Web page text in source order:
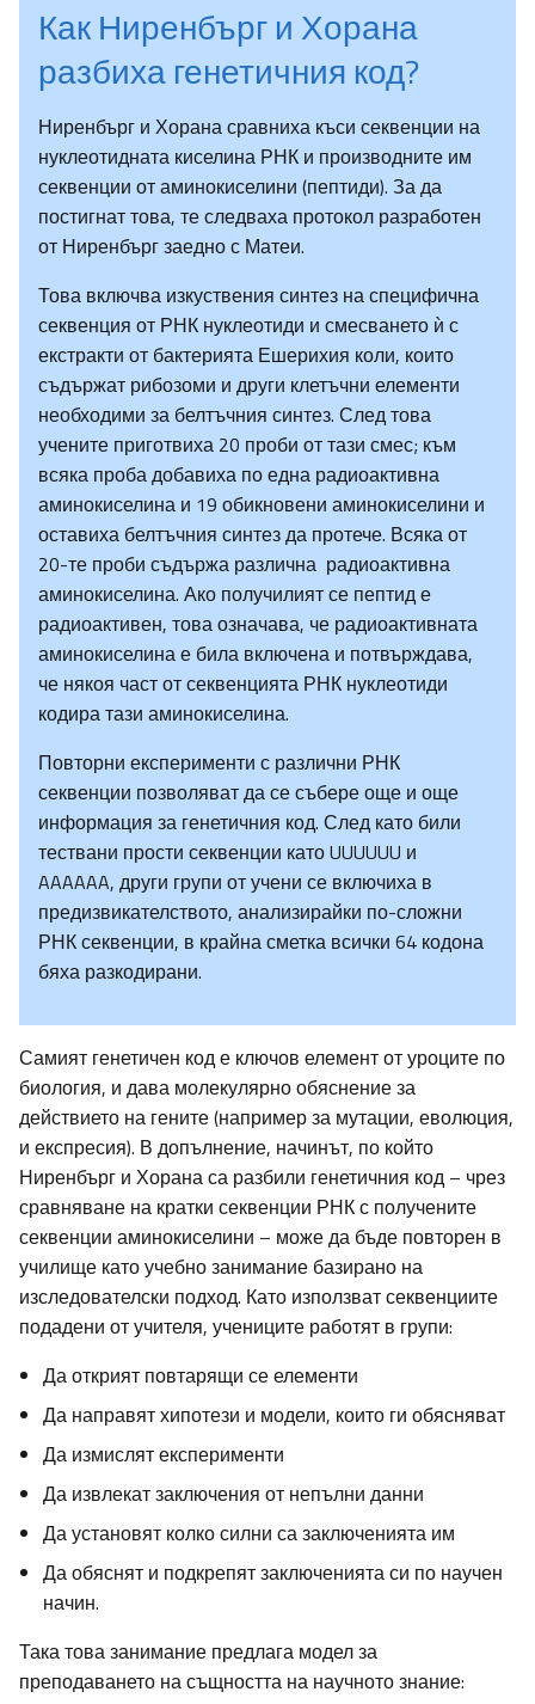
Как Ниренбърг и Хорана
разбиха генетичния код?
Ниренбърг и Хорана сравниха къси секвенции на
нуклеотидната киселина РНК и производните им
секвенции от аминокиселини (пептиди). За да
постигнат това, те следваха протокол разработен
от Ниренбърг заедно с Матеи.
Това включва изкуствения синтез на специфична
секвенция от РНК нуклеотиди и смесването ѝ с
екстракти от бактерията Ешерихия коли, които
съдържат рибозоми и други клетъчни елементи
необходими за белтъчния синтез. След това
учените приготвиха 20 проби от тази смес; към
всяка проба добавиха по една радиоактивна
аминокиселина и 19 обикновени аминокиселини и
оставиха белтъчния синтез да протече. Всяка от
20-те проби съдържа различна радиоактивна
аминокиселина. Ако получилият се пептид е
радиоактивен, това означава, че радиоактивната
аминокиселина е била включена и потвърждава,
че някоя част от секвенцията РНК нуклеотиди
кодира тази аминокиселина.
Повторни експерименти с различни РНК
секвенции позволяват да се събере още и още
информация за генетичния код. След като били
тествани прости секвенции като UUUUUU и
AAAAAA, други групи от учени се включиха в
предизвикателството, анализирайки по-сложни
РНК секвенции, в крайна сметка всички 64 кодона
бяха разкодирани.
Самият генетичен код е ключов елемент от уроците по
биология, и дава молекулярно обяснение за
действието на гените (например за мутации, еволюция,
и експресия). В допълнение, начинът, по който
Ниренбърг и Хорана са разбили генетичния код – чрез
сравняване на кратки секвенции РНК с получените
секвенции аминокиселини – може да бъде повторен в
училище като учебно занимание базирано на
изследователски подход. Като използват секвенциите
подадени от учителя, учениците работят в групи:
Да открият повтарящи се елементи
Да направят хипотези и модели, които ги обясняват
Да измислят експерименти
Да извлекат заключения от непълни данни
Да установят колко силни са заключенията им
Да обяснят и подкрепят заключенията си по научен
начин.
Така това занимание предлага модел за
преподаването на същността на научното знание: